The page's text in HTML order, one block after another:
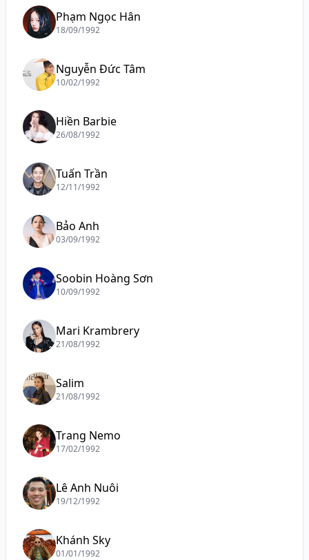
Phạm Ngọc Hân
18/09/1992
Nguyễn Đức Tâm
10/02/1992
Hiền Barbie
26/08/1992
Tuấn Trần
12/11/1992
Bảo Anh
03/09/1992
Soobin Hoàng Sơn
10/09/1992
Mari Krambrery
21/08/1992
Salim
21/08/1992
Trang Nemo
17/02/1992
Lê Anh Nuôi
19/12/1992
Khánh Sky
01/01/1992